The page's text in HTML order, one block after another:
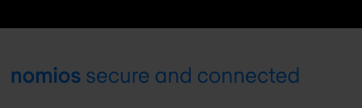
Footer